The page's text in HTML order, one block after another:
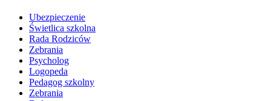
Ubezpieczenie
Świetlica szkolna
Rada Rodziców
Zebrania
Psycholog
Logopeda
Pedagog szkolny
Zebrania